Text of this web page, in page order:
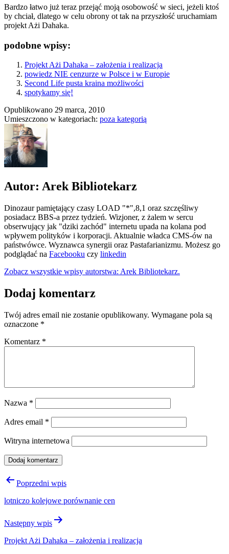
Bardzo łatwo już teraz przejąć moją osobowość w sieci, jeżeli ktoś
by chciał, dlatego w celu obrony ot tak na przyszłość uruchamiam
projekt Ażi Dahaka.
podobne wpisy:
Projekt Ażi Dahaka – założenia i realizacja
powiedz NIE cenzurze w Polsce i w Europie
Second Life pusta kraina możliwości
spotykamy się!
Opublikowano 29 marca, 2010
Umieszczono w kategoriach: poza kategorią
Autor: Arek Bibliotekarz
Dinozaur pamiętający czasy LOAD "*",8,1 oraz szczęśliwy
posiadacz BBS-a przez tydzień. Wizjoner, z żalem w sercu
obserwujący jak "dziki zachód" internetu upada na kolana pod
wpływem polityków i korporacji. Aktualnie władca CMS-ów na
państwówce. Wyznawca synergii oraz Pastafarianizmu. Możesz go
podglądać na Facebooku czy linkedin
Zobacz wszystkie wpisy autorstwa: Arek Bibliotekarz.
Dodaj komentarz
Twój adres email nie zostanie opublikowany. Wymagane pola są
oznaczone *
Komentarz *
Nazwa *
Adres email *
Witryna internetowa
Nawigacja
Poprzedni wpis
lotniczo kolejowe porównanie cen
Następny wpis
Projekt Ażi Dahaka – założenia i realizacja